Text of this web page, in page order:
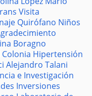
Visita
Quirófano Niños
Boragno
Colonia Hipertensión
Alejandro Talani
e Investigación
Inversiones